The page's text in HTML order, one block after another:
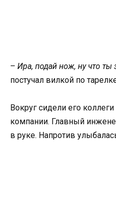
– Ира, подай нож, ну что ты
постучал вилкой по
Вокруг сидели его
компании. Главный
в руке. Напротив